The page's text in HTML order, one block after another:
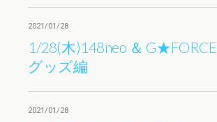
2021/01/28
1/28(木)148neo ＆ G★FORCE
グッズ編
2021/01/28